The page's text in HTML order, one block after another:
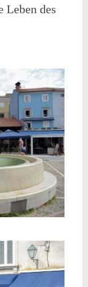
Leben des